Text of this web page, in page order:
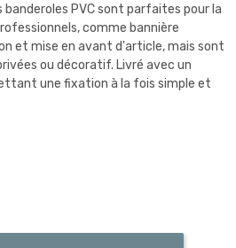
PVC sont parfaites pour la
comme bannière
et mise en avant d'article, mais sont
ou décoratif. Livré avec un
une fixation à la fois simple et